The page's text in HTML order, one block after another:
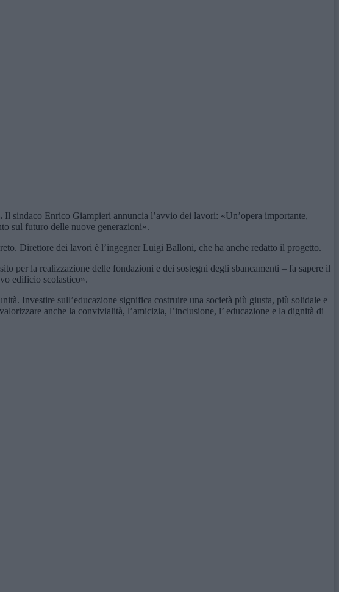
Il sindaco Enrico Giampieri annuncia l’avvio dei lavori: «Un’opera importante,
sul futuro delle nuove generazioni».
Direttore dei lavori è l’ingegner Luigi Balloni, che ha anche redatto il progetto.
per la realizzazione delle fondazioni e dei sostegni degli sbancamenti – fa sapere il
edificio scolastico».
Investire sull’educazione significa costruire una società più giusta, più solidale e
anche la convivialità, l’amicizia, l’inclusione, l’ educazione e la dignità di